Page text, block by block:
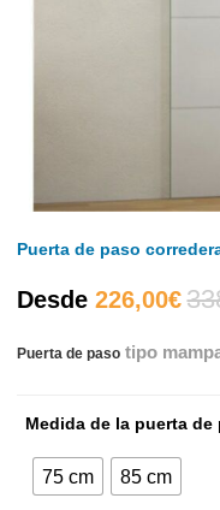
Puerta de paso
Desde 226,00€El
Puerta de paso tipo
Medida de la puerta de
75 cm 85 cm